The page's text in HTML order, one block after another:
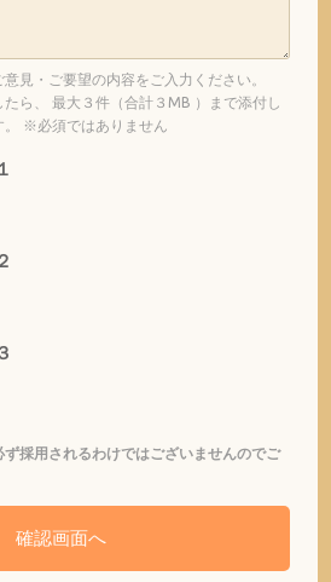
見・ご要望の内容をご入力ください。
ら、 最大３件（合計３MB ）まで添付し
。 ※必須ではありません
採用されるわけではございませんのでご